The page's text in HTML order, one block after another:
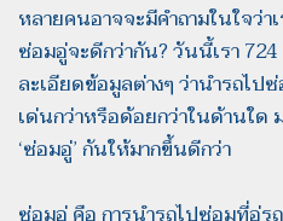
หลายคนอาจจะมีคำถามในใจว่า
ซ่อมอู่จะดีกว่ากัน? วันนี้เรา
ละเอียดข้อมูลต่างๆ ว่านำรถไ
เด่นกว่าหรือด้อยกว่าในด้านใด
‘ซ่อมอู่’ กันให้มากขึ้นดีกว่า